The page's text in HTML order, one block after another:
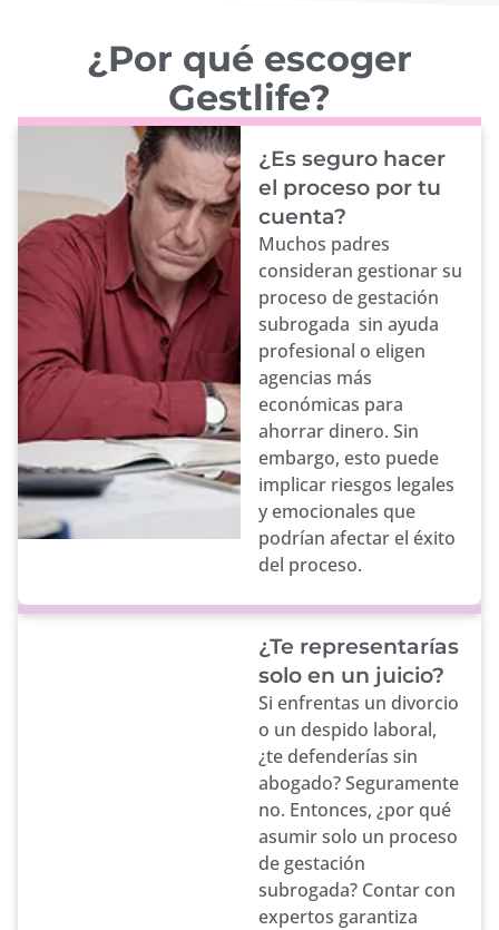
¿Por qué escoger
Gestlife?
¿Es seguro hacer
el proceso por tu
cuenta?
Muchos padres
consideran gestionar su
proceso de gestación
subrogada sin ayuda
profesional o eligen
agencias más
económicas para
ahorrar dinero. Sin
embargo, esto puede
implicar riesgos legales
y emocionales que
podrían afectar el éxito
del proceso.
¿Te representarías
solo en un juicio?
Si enfrentas un divorcio
o un despido laboral,
¿te defenderías sin
abogado? Seguramente
no. Entonces, ¿por qué
asumir solo un proceso
de gestación
subrogada? Contar con
expertos garantiza